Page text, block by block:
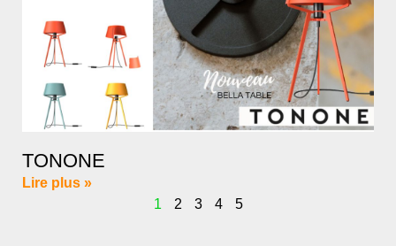
TONONE
Lire plus »
1
2 3 4 5